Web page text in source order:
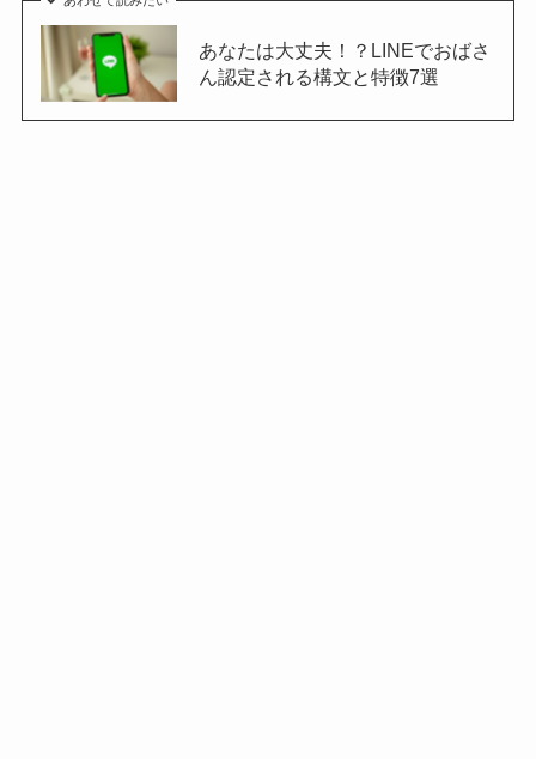
あなたは大丈夫！？LINEでおばさ
ん認定される構文と特徴7選